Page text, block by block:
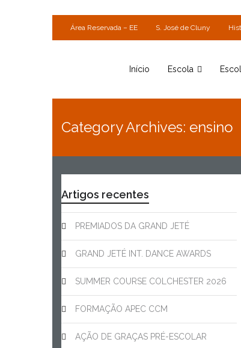
Área Reservada – EE S. José de Cluny
Início Escola
Category Archives: ensino
Artigos recentes
PREMIADOS DA GRAND JETÉ
GRAND JETÉ INT. DANCE AWARDS
SUMMER COURSE COLCHESTER 2026
FORMAÇÃO APEC CCM
AÇÃO DE GRAÇAS PRÉ-ESCOLAR